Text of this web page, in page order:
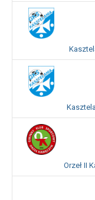
Orzeł II